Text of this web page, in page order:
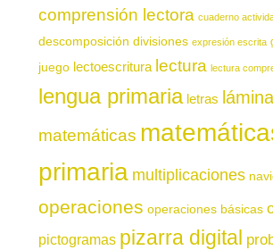
comprensión lectora cuaderno
descomposición divisiones expresión escrita
juego lectoescritura lectura lectura
lengua primaria letras
matemáticas
primaria multiplicaciones
operaciones operaciones básicas
pictogramas pizarra digital